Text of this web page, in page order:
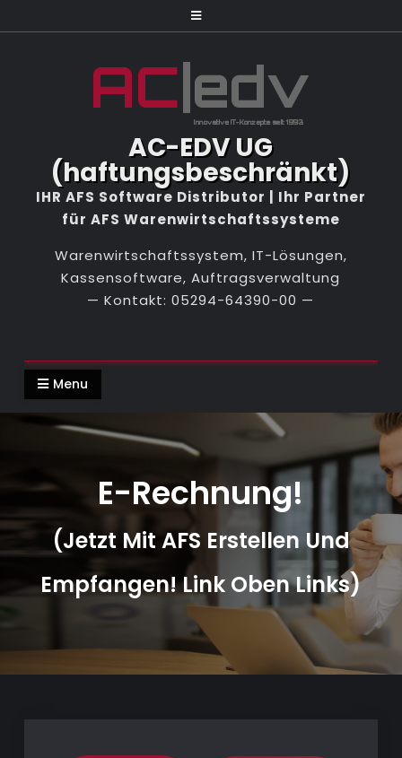
to
AC-EDV UG
(haftungsbeschränkt)
Warenwirtschaftssystem, IT-Lösungen,
Kassensoftware, Auftragsverwaltung
Menu
E-Rechnung!
(jetzt Mit AFS Erstellen Und
Empfangen! Link Oben Links)